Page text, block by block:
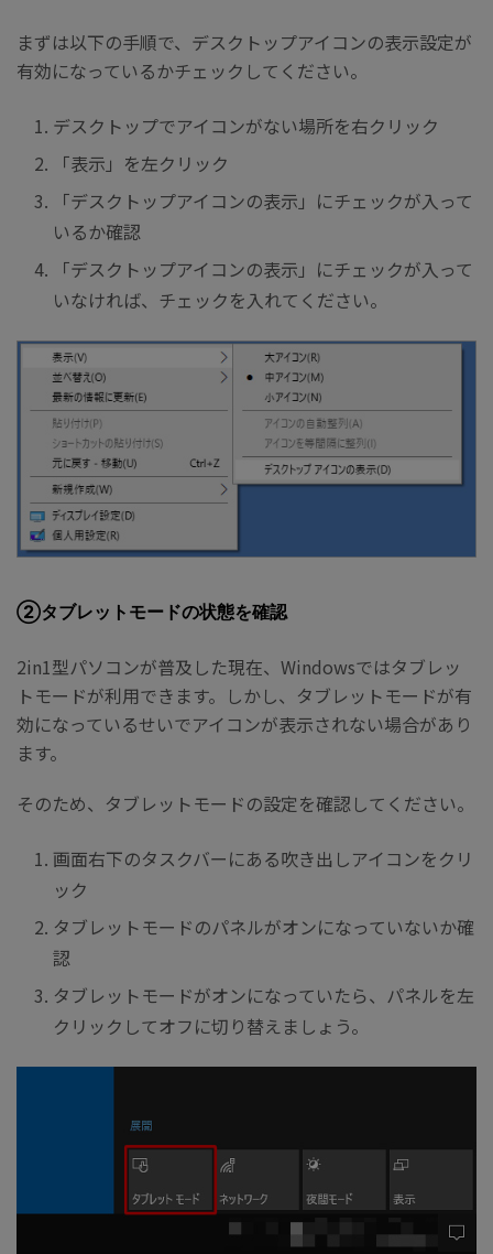
まずは以下の手順で、デスクトップアイコンの表示設定が
有効になっているかチェックしてください。
デスクトップでアイコンがない場所を右クリック
「表示」を左クリック
「デスクトップアイコンの表示」にチェックが入って
いるか確認
「デスクトップアイコンの表示」にチェックが入って
いなければ、チェックを入れてください。
②タブレットモードの状態を確認
2in1型パソコンが普及した現在、Windowsではタブレッ
トモードが利用できます。しかし、タブレットモードが有
効になっているせいでアイコンが表示されない場合があり
ます。
そのため、タブレットモードの設定を確認してください。
画面右下のタスクバーにある吹き出しアイコンをクリ
ック
タブレットモードのパネルがオンになっていないか確
認
タブレットモードがオンになっていたら、パネルを左
クリックしてオフに切り替えましょう。